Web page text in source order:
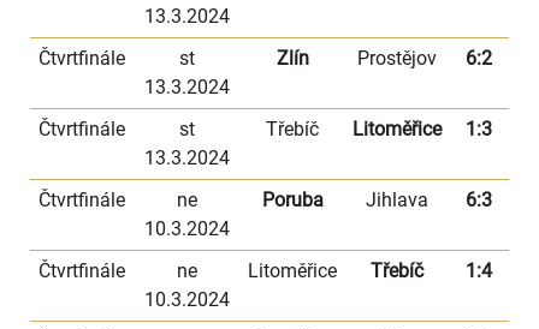
13.3.2024
Čtvrtfinále
st
13.3.2024
Zlín Prostějov 6:2
Čtvrtfinále
st
13.3.2024
Třebíč Litoměřice 1:3
Čtvrtfinále
ne
10.3.2024
Poruba Jihlava 6:3
Čtvrtfinále
ne
10.3.2024
Litoměřice Třebíč 1:4